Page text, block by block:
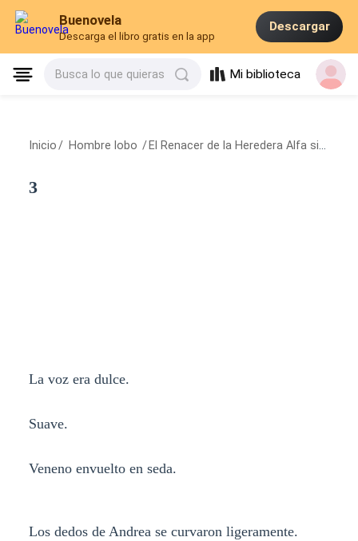
Buenovela
Descarga el libro gratis en la app
Descargar
Busca lo que quieras Mi biblioteca
Inicio / Hombre lobo / El Renacer de la Heredera Alfa sin Lobo
3
La voz era dulce.
Suave.
Veneno envuelto en seda.
Los dedos de Andrea se curvaron ligeramente.